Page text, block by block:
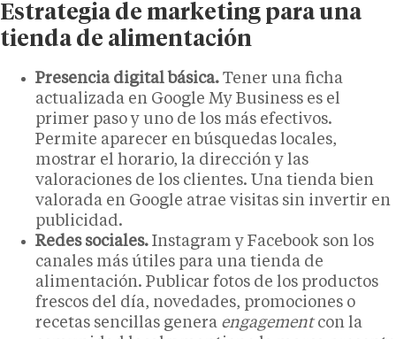
Estrategia de marketing para una
tienda de alimentación
Presencia digital básica. Tener una ficha
actualizada en Google My Business es el
primer paso y uno de los más efectivos.
Permite aparecer en búsquedas locales,
mostrar el horario, la dirección y las
valoraciones de los clientes. Una tienda bien
valorada en Google atrae visitas sin invertir en
publicidad.
Redes sociales. Instagram y Facebook son los
canales más útiles para una tienda de
alimentación. Publicar fotos de los productos
frescos del día, novedades, promociones o
recetas sencillas genera engagementcon la